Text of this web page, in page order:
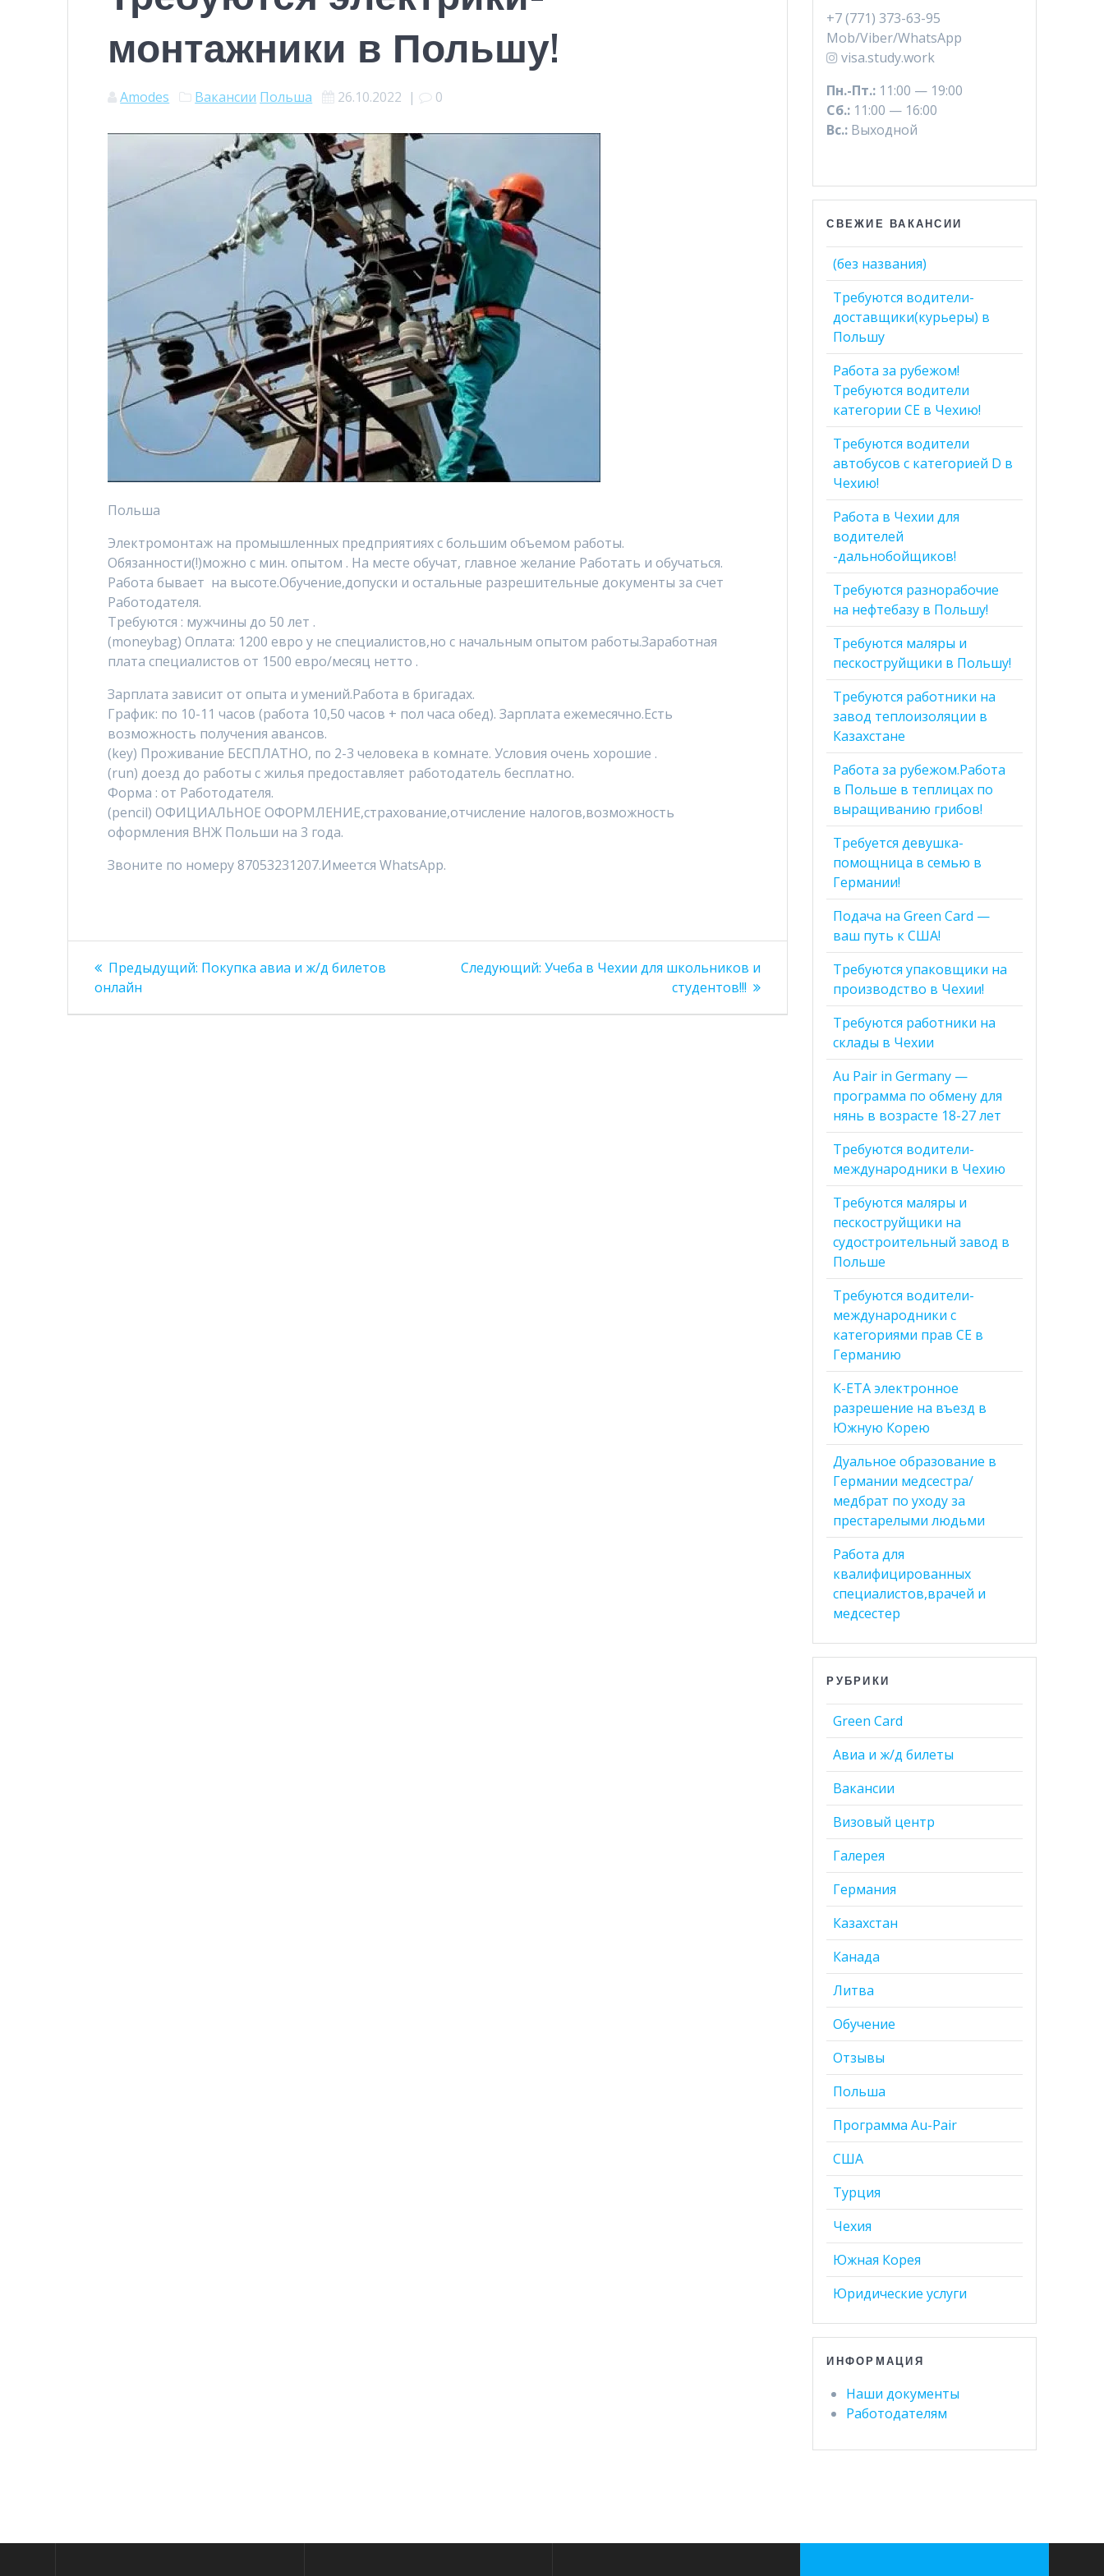
монтажники в Польшу!
Amodes Вакансии Польша 26.10.2022 | 0
Польша
Электромонтаж на промышленных предприятиях с большим объемом работы.
Обязанности(!)можно с мин. опытом . На месте обучат, главное желание Работать и обучаться.
Работа бывает на высоте.Обучение,допуски и остальные разрешительные документы за счет
Работодателя.
Требуются : мужчины до 50 лет .
(moneybag) Оплата: 1200 евро у не специалистов,но с начальным опытом работы.Заработная
плата специалистов от 1500 евро/месяц нетто .
Зарплата зависит от опыта и умений.Работа в бригадах.
График: по 10-11 часов (работа 10,50 часов + пол часа обед). Зарплата ежемесячно.Есть
возможность получения авансов.
(key) Проживание БЕСПЛАТНО, по 2-3 человека в комнате. Условия очень хорошие .
(run) доезд до работы с жилья предоставляет работодатель бесплатно.
Форма : от Работодателя.
(pencil) ОФИЦИАЛЬНОЕ ОФОРМЛЕНИЕ,страхование,отчисление налогов,возможность
оформления ВНЖ Польши на 3 года.
Звоните по номеру 87053231207.Имеется WhatsApp.
Навигация
по
Предыдущий: Предыдущая
Покупка авиа и ж/д билетов
онлайн
Следующий: Следующая
Учеба в Чехии для школьников и
студентов!!!
+7 (771) 373-63-95
Mob/Viber/WhatsApp
visa.study.work
Пн.-Пт.: 11:00 — 19:00
Сб.: 11:00 — 16:00
Вс.: Выходной
СВЕЖИЕ ВАКАНСИИ
(без названия)
Требуются водители-
доставщики(курьеры) в
Польшу
Работа за рубежом!
Требуются водители
категории СЕ в Чехию!
Требуются водители
автобусов с категорией D в
Чехию!
Работа в Чехии для
водителей
-дальнобойщиков!
Требуются разнорабочие
на нефтебазу в Польшу!
Требуются маляры и
пескоструйщики в Польшу!
Требуются работники на
завод теплоизоляции в
Казахстане
Работа за рубежом.Работа
в Польше в теплицах по
выращиванию грибов!
Требуется девушка-
помощница в семью в
Германии!
Подача на Green Card —
ваш путь к США!
Требуются упаковщики на
производство в Чехии!
Требуются работники на
склады в Чехии
Au Pair in Germany —
программа по обмену для
нянь в возрасте 18-27 лет
Требуются водители-
международники в Чехию
Требуются маляры и
пескоструйщики на
судостроительный завод в
Польше
Требуются водители-
международники с
категориями прав CE в
Германию
К-ЕТА электронное
разрешение на въезд в
Южную Корею
Дуальное образование в
Германии медсестра/
медбрат по уходу за
престарелыми людьми
Работа для
квалифицированных
специалистов,врачей и
медсестер
РУБРИКИ
Green Card
Авиа и ж/д билеты
Вакансии
Визовый центр
Галерея
Германия
Казахстан
Канада
Литва
Обучение
Отзывы
Польша
Программа Au-Pair
США
Турция
Чехия
Южная Корея
Юридические услуги
ИНФОРМАЦИЯ
Наши документы
Работодателям